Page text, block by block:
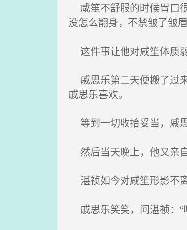
咸笙不舒服的时候胃口
没怎么翻身，不禁皱了皱眉
这件事让他对咸笙体质
戚思乐第二天便搬了过
戚思乐喜欢。
等到一切收拾妥当，戚
然后当天晚上，他又亲
湛祯如今对咸笙形影不
戚思乐笑笑，问湛祯：“